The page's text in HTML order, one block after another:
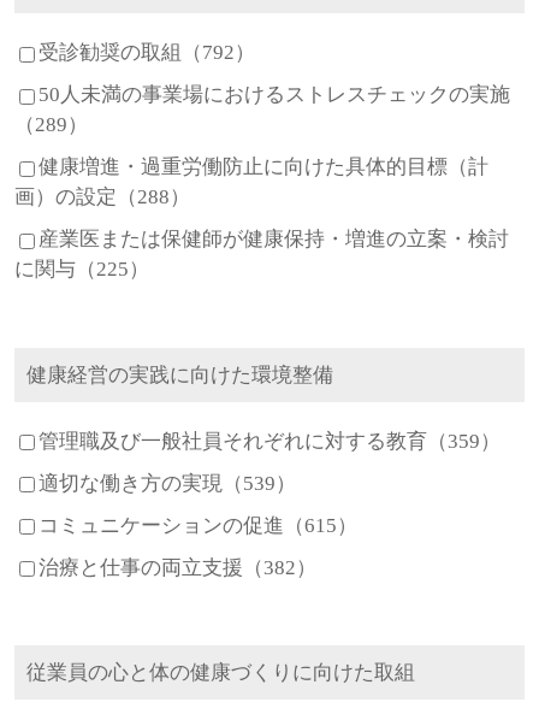
受診勧奨の取組（792）
50人未満の事業場におけるストレスチェックの実施
（289）
健康増進・過重労働防止に向けた具体的目標（計
画）の設定（288）
産業医または保健師が健康保持・増進の立案・検討
に関与（225）
健康経営の実践に向けた環境整備
管理職及び一般社員それぞれに対する教育（359）
適切な働き方の実現（539）
コミュニケーションの促進（615）
治療と仕事の両立支援（382）
従業員の心と体の健康づくりに向けた取組